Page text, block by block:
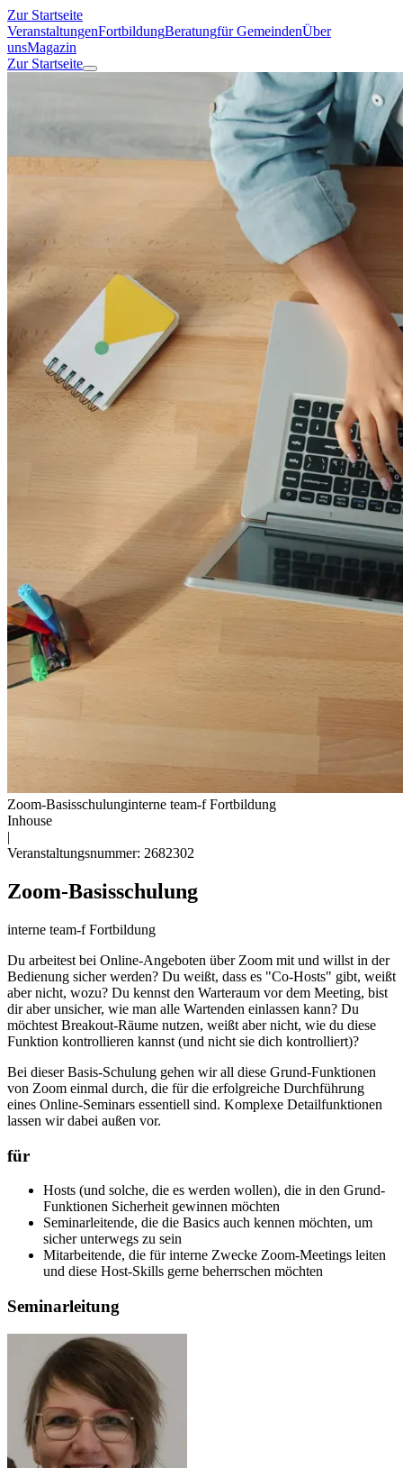
Zur Startseite
VeranstaltungenFortbildungBeratungfür GemeindenÜber
unsMagazin
Zur Startseite
Zoom-Basisschulunginterne team-f Fortbildung
Inhouse
|
Veranstaltungsnummer: 2682302
Zoom-Basisschulung
interne team-f Fortbildung
Du arbeitest bei Online-Angeboten über Zoom mit und willst in der
Bedienung sicher werden? Du weißt, dass es "Co-Hosts" gibt, weißt
aber nicht, wozu? Du kennst den Warteraum vor dem Meeting, bist
dir aber unsicher, wie man alle Wartenden einlassen kann? Du
möchtest Breakout-Räume nutzen, weißt aber nicht, wie du diese
Funktion kontrollieren kannst (und nicht sie dich kontrolliert)?
Bei dieser Basis-Schulung gehen wir all diese Grund-Funktionen
von Zoom einmal durch, die für die erfolgreiche Durchführung
eines Online-Seminars essentiell sind. Komplexe Detailfunktionen
lassen wir dabei außen vor.
für
Hosts (und solche, die es werden wollen), die in den Grund-
Funktionen Sicherheit gewinnen möchten
Seminarleitende, die die Basics auch kennen möchten, um
sicher unterwegs zu sein
Mitarbeitende, die für interne Zwecke Zoom-Meetings leiten
und diese Host-Skills gerne beherrschen möchten
Seminarleitung